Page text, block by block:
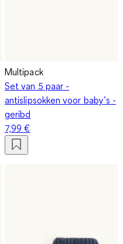
Multipack
Set van 5 paar -
antislipsokken voor baby’s -
geribd
7,99 €